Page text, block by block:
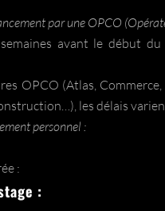
par une OPCO
avant le début du
OPCO (Atlas,
les délais
personnel :
:
: